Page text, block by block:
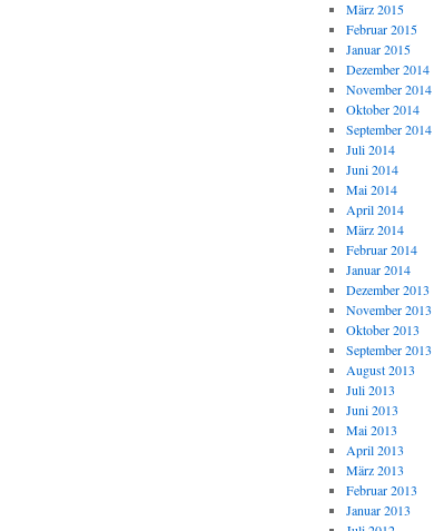
März 2015
Februar 2015
Januar 2015
Dezember 2014
November 2014
Oktober 2014
September 2014
Juli 2014
Juni 2014
Mai 2014
April 2014
März 2014
Februar 2014
Januar 2014
Dezember 2013
November 2013
Oktober 2013
September 2013
August 2013
Juli 2013
Juni 2013
Mai 2013
April 2013
März 2013
Februar 2013
Januar 2013